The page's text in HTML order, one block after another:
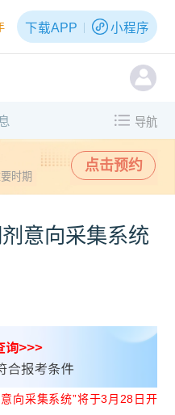
下载APP 小程序
导航
时期
点击预约
意向采集系统
向采集系统”将于3月28日开